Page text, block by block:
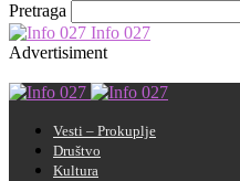
Pretraga
Info 027
Advertisiment
Vesti – Prokuplje
Društvo
Kultura